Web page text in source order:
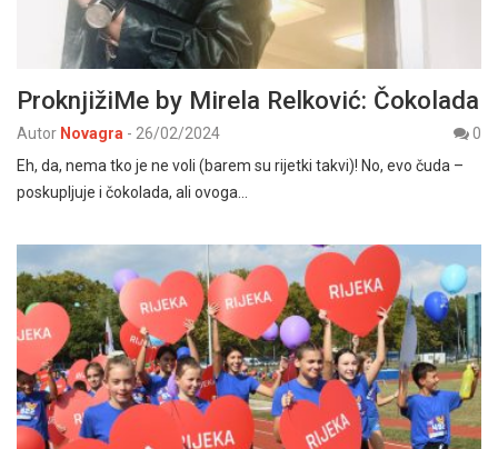
ProknjižiMe by Mirela Relković: Čokolada
Autor Novagra - 26/02/2024
0
Eh, da, nema tko je ne voli (barem su rijetki takvi)! No, evo čuda –
poskupljuje i čokolada, ali ovoga…